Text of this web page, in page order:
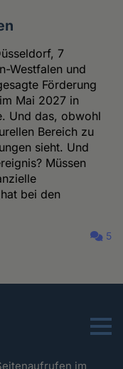
7
Westfalen und
Förderung
Mai 2027 in
Und das, obwohl
Bereich zu
sieht. Und
Müssen
bei den
5
Menu
im